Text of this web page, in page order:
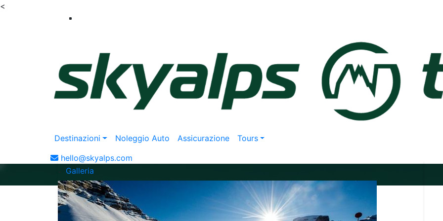
<
Destinazioni Noleggio Auto Assicurazione
Tours
hello@skyalps.com
Galleria